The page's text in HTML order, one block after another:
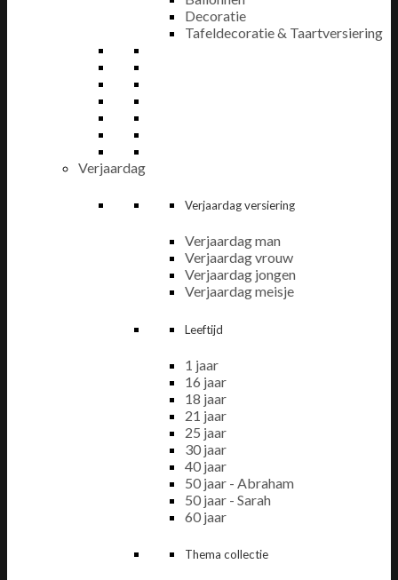
Decoratie
Tafeldecoratie & Taartversiering
Verjaardag
Verjaardag versiering
Verjaardag man
Verjaardag vrouw
Verjaardag jongen
Verjaardag meisje
Leeftijd
1 jaar
16 jaar
18 jaar
21 jaar
25 jaar
30 jaar
40 jaar
50 jaar - Abraham
50 jaar - Sarah
60 jaar
Thema collectie